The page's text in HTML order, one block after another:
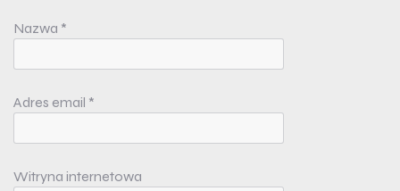
Nazwa *
Adres email *
Witryna internetowa